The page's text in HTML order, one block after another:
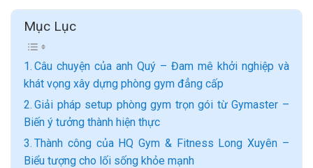
Mục Lục
Câu chuyện của anh Quý – Đam mê khởi nghiệp và
khát vọng xây dựng phòng gym đẳng cấp
Giải pháp setup phòng gym trọn gói từ Gymaster –
Biến ý tưởng thành hiện thực
Thành công của HQ Gym & Fitness Long Xuyên –
Biểu tượng cho lối sống khỏe mạnh